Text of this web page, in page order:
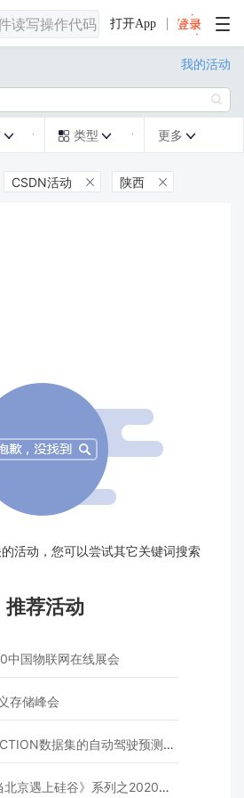
打开App
我的活动

  类型  更多 
CSDN活动  陕西 
活动，您可以尝试其它关键词搜索
推荐活动
中国物联网在线展会
存储峰会
数据集的自动驾驶预测模型挑战赛
遇上硅谷》系列之2020年度开源峰会